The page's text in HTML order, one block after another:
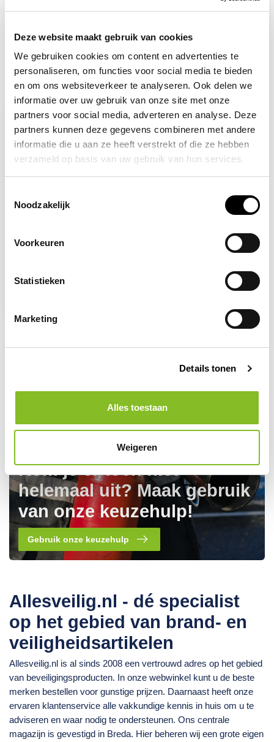
Deze website maakt gebruik van cookies
We gebruiken cookies om content en advertenties te
personaliseren, om functies voor social media te bieden
en om ons websiteverkeer te analyseren. Ook delen we
informatie over uw gebruik van onze site met onze
partners voor social media, adverteren en analyse. Deze
partners kunnen deze gegevens combineren met andere
informatie die u aan ze heeft verstrekt of die ze hebben
verzameld op basis van uw gebruik van hun services.
Noodzakelijk
Voorkeuren
Statistieken
Marketing
Details tonen
Alles toestaan
Weigeren
info@allesveilig.nl
Recent bekeken
-14%
Niet op voorraad
ontruimer geel
Kom je er toch niet
helemaal uit? Maak gebruik
van onze keuzehulp!
Gebruik onze keuzehulp
Allesveilig.nl - dé specialist
op het gebied van brand- en
veiligheidsartikelen
Allesveilig.nl is al sinds 2008 een vertrouwd adres op het gebied
van beveiligingsproducten. In onze webwinkel kunt u de beste
merken bestellen voor gunstige prijzen. Daarnaast heeft onze
ervaren klantenservice alle vakkundige kennis in huis om u te
adviseren en waar nodig te ondersteunen. Ons centrale
magazijn is gevestigd in Breda. Hier beheren wij een grote eigen